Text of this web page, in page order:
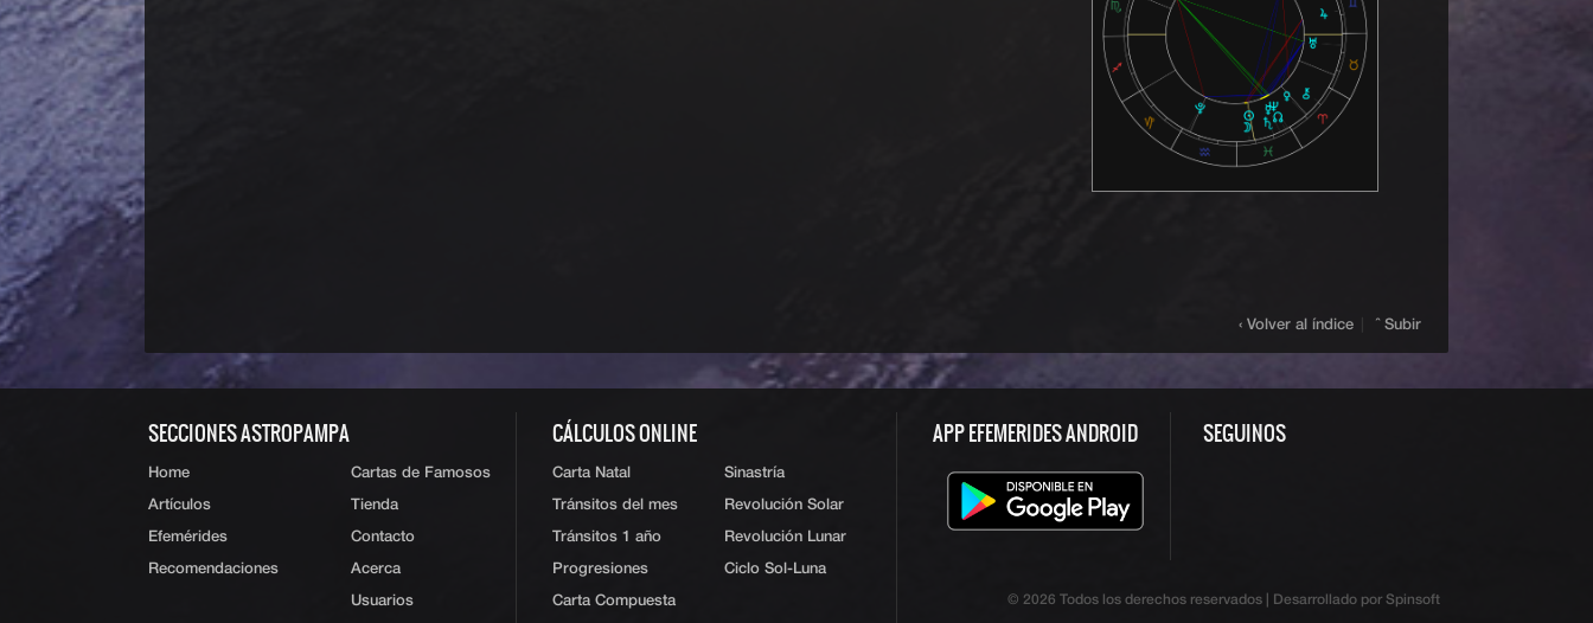
‹ Volver al índice ˆ Subir
SECCIONES ASTROPAMPA
Home
Artículos
Efemérides
Recomendaciones
Cartas de Famosos
Tienda
Contacto
Acerca
Usuarios
CÁLCULOS ONLINE
Carta Natal
Tránsitos del mes
Tránsitos 1 año
Progresiones
Carta Compuesta
Sinastría
Revolución Solar
Revolución Lunar
Ciclo Sol-Luna
APP EFEMERIDES ANDROID SEGUINOS
© 2026 Todos los derechos reservados | Desarrollado por Spinsoft